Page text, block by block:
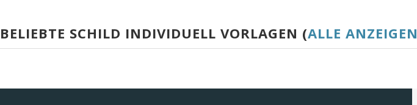
BELIEBTE SCHILD INDIVIDUELL VORLAGEN (ALLE ANZEIGEN